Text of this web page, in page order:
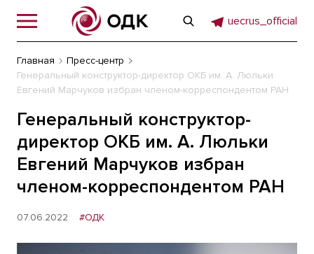
uecrus_official
Главная
Пресс-центр
Генеральный конструктор-директор ОКБ им. А. Люльки
Евгений Марчуков избран членом-корреспондентом РАН
Генеральный конструктор-
директор ОКБ им. А. Люльки
Евгений Марчуков избран
членом-корреспондентом РАН
07.06.2022 #ОДК